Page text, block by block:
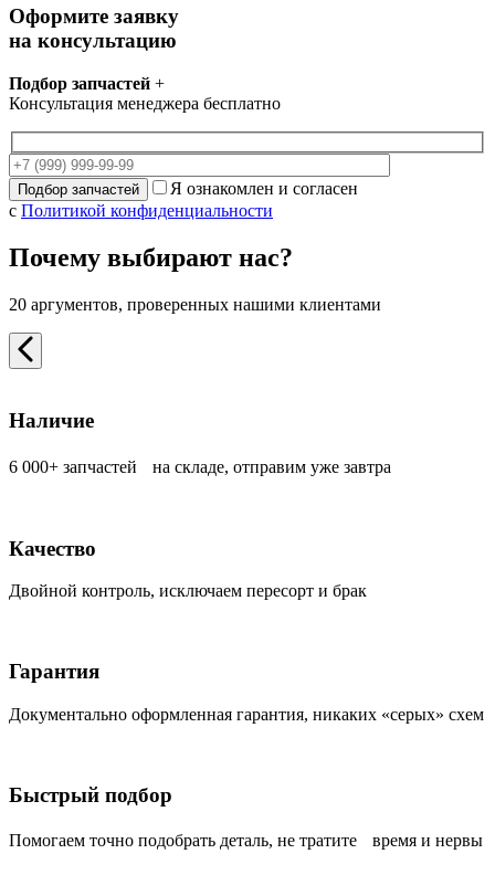
Оформите заявку
на консультацию
Подбор запчастей +
Консультация менеджера бесплатно
Я ознакомлен и согласен
с Политикой конфиденциальности
Почему выбирают нас?
20 аргументов, проверенных нашими клиентами
Наличие
6 000+ запчастей на складе, отправим уже завтра
Качество
Двойной контроль, исключаем пересорт и брак
Гарантия
Документально оформленная гарантия, никаких «серых» схем
Быстрый подбор
Помогаем точно подобрать деталь, не тратите время и нервы